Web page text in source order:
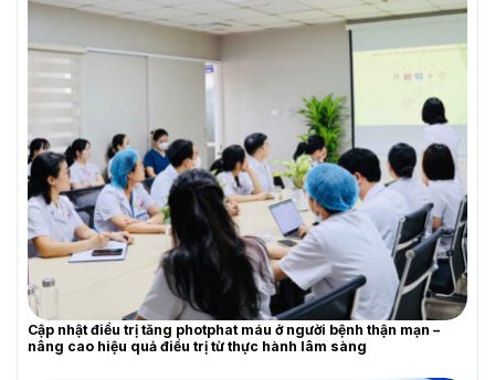
YÊU CẦU BÁO GIÁ
Cập nhật điều trị tăng photphat máu ở người bệnh thận mạn –
nâng cao hiệu quả điều trị từ thực hành lâm sàng